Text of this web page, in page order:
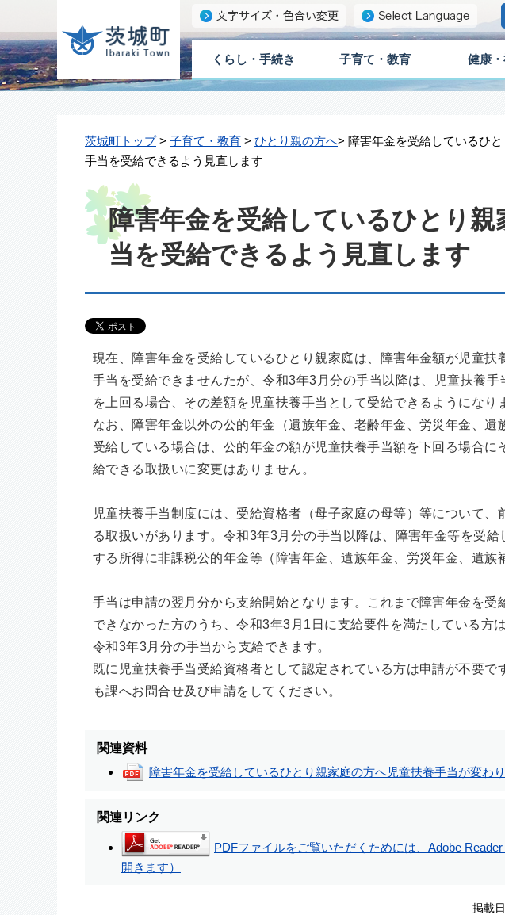
くらし・手続き 子育て・教育 健康
茨城町トップ> 子育て・教育 > ひとり親の方へ> 障害年金を受給しているひ
手当を受給できるよう見直します
障害年金を受給しているひとり親
当を受給できるよう見直します
現在、障害年金を受給しているひとり親家庭は、障害年金額が児童扶
手当を受給できませんたが、令和3年3月分の手当以降は、児童扶養
を上回る場合、その差額を児童扶養手当として受給できるようになり
なお、障害年金以外の公的年金（遺族年金、老齢年金、労災年金、遺
受給している場合は、公的年金の額が児童扶養手当額を下回る場合に
給できる取扱いに変更はありません。
児童扶養手当制度には、受給資格者（母子家庭の母等）等について、
る取扱いがあります。令和3年3月分の手当以降は、障害年金等を受
する所得に非課税公的年金等（障害年金、遺族年金、労災年金、遺族
手当は申請の翌月分から支給開始となります。これまで障害年金を受
できなかった方のうち、令和3年3月1日に支給要件を満たしている方
令和3年3月分の手当から支給できます。
既に児童扶養手当受給資格者として認定されている方は申請が不要
も課へお問合せ及び申請をしてください。
関連資料
障害年金を受給しているひとり親家庭の方へ児童扶養手当が変わ
関連リンク
PDFファイルをご覧いただくためには、Adobe
開きます）
掲載